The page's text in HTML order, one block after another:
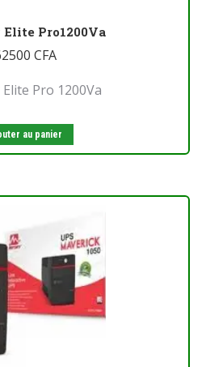
Pro1200Va
CFA
Pro 1200Va
au panier